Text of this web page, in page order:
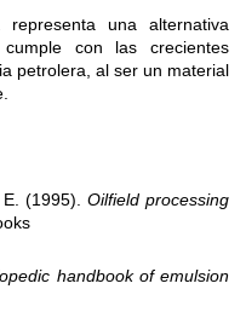
una alternativa
con las crecientes
petrolera, al ser un material
(1995). Oilfield processing
handbook of emulsion